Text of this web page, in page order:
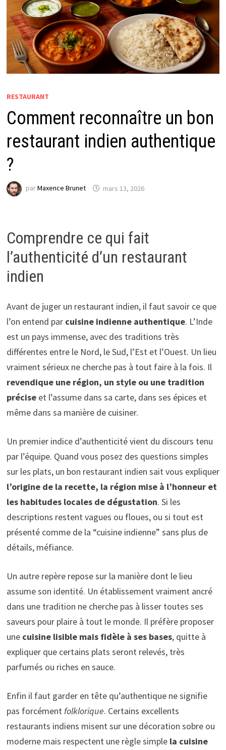
RESTAURANT
Comment reconnaître un bon
restaurant indien authentique
?
parMaxence Brunet mars 13, 2026
Comprendre ce qui fait
l’authenticité d’un restaurant
indien
Avant de juger un restaurant indien, il faut savoir ce que
l’on entend par cuisine indienne authentique. L’Inde
est un pays immense, avec des traditions très
différentes entre le Nord, le Sud, l’Est et l’Ouest. Un lieu
vraiment sérieux ne cherche pas à tout faire à la fois. Il
revendique une région, un style ou une tradition
préciseet l’assume dans sa carte, dans ses épices et
même dans sa manière de cuisiner.
Un premier indice d’authenticité vient du discours tenu
par l’équipe. Quand vous posez des questions simples
sur les plats, un bon restaurant indien sait vous expliquer
l’origine de la recette, la région mise à l’honneur et
les habitudes locales de dégustation. Si les
descriptions restent vagues ou floues, ou si tout est
présenté comme de la “cuisine indienne” sans plus de
détails, méfiance.
Un autre repère repose sur la manière dont le lieu
assume son identité. Un établissement vraiment ancré
dans une tradition ne cherche pas à lisser toutes ses
saveurs pour plaire à tout le monde. Il préfère proposer
une cuisine lisible mais fidèle à ses bases, quitte à
expliquer que certains plats seront relevés, très
parfumés ou riches en sauce.
Enfin il faut garder en tête qu’authentique ne signifie
pas forcément folklorique. Certains excellents
restaurants indiens misent sur une décoration sobre ou
moderne mais respectent une règle simple la cuisine